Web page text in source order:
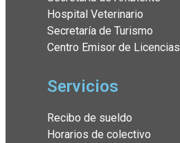
Hospital Veterinario
Secretaría de Turismo
Centro Emisor de Licencias
Servicios
Recibo de sueldo
Horarios de colectivo